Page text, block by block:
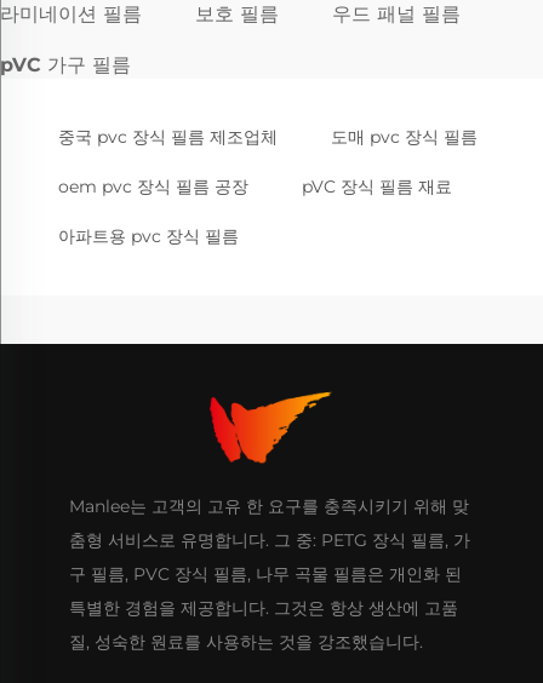
라미네이션 필름 보호 필름 우드 패널 필름
pVC 가구 필름
중국 pvc 장식 필름 제조업체 도매 pvc 장식 필름
oem pvc 장식 필름 공장 pVC 장식 필름 재료
아파트용 pvc 장식 필름
Manlee는 고객의 고유 한 요구를 충족시키기 위해 맞
춤형 서비스로 유명합니다. 그 중: PETG 장식 필름, 가
구 필름, PVC 장식 필름, 나무 곡물 필름은 개인화 된
특별한 경험을 제공합니다. 그것은 항상 생산에 고품
질, 성숙한 원료를 사용하는 것을 강조했습니다.